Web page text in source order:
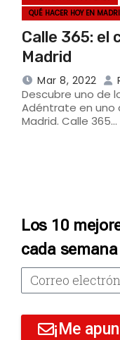
QUÉ HACER HOY EN
Calle 365: el
Madrid
Mar 8, 2022
Descubre uno de
Adéntrate en uno
Madrid. Calle 365…
Los 10
cada
¡Me